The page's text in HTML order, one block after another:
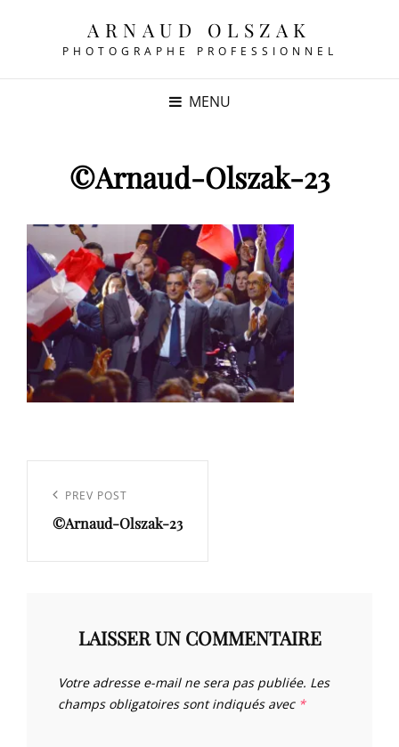
ARNAUD OLSZAK
PHOTOGRAPHE PROFESSIONNEL
MENU
©Arnaud-Olszak-23
l’article
Previous
Post
PREV POST
©Arnaud-Olszak-23
LAISSER UN COMMENTAIRE
Votre adresse e-mail ne sera pas publiée. Les
champs obligatoires sont indiqués avec *